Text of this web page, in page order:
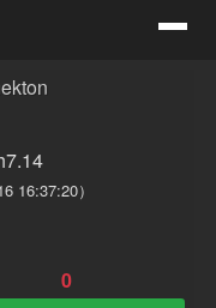
16:37:20）
0